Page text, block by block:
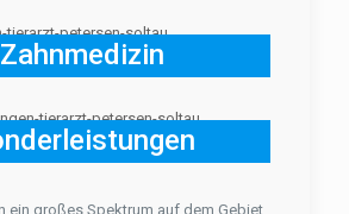
Zahnmedizin
ein großes Spektrum auf dem Gebiet